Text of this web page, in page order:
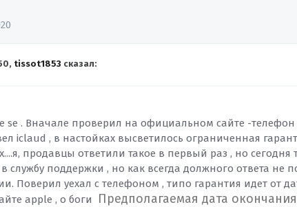
tissot1853 сказал:
se . Вначале проверил на официальном сайте -
iclaud , в настойках высветилось ограниченная
продавцы ответили такое в первый раз , но сегодня
службу поддержки , но как всегда должного ответа не
Поверил уехал с телефоном , типо гарантия идет от
apple , о боги Предполагаемая дата